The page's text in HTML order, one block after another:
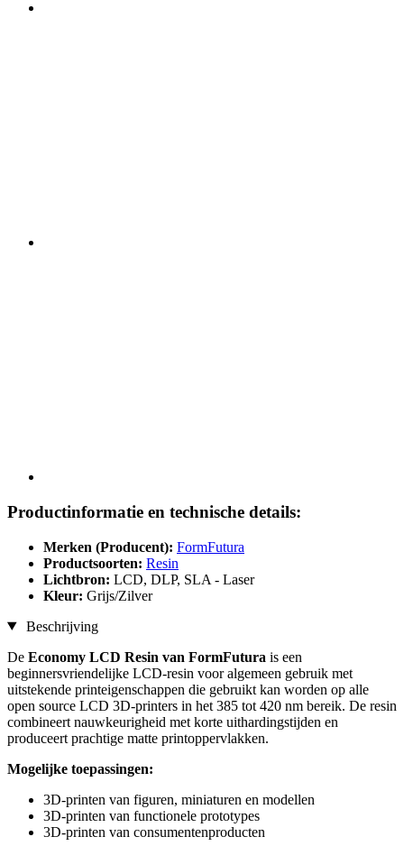
Productinformatie en technische details:
Merken (Producent): FormFutura
Productsoorten: Resin
Lichtbron: LCD, DLP, SLA - Laser
Kleur: Grijs/Zilver
Beschrijving
De Economy LCD Resin van FormFutura is een
beginnersvriendelijke LCD-resin voor algemeen gebruik met
uitstekende printeigenschappen die gebruikt kan worden op alle
open source LCD 3D-printers in het 385 tot 420 nm bereik. De resin
combineert nauwkeurigheid met korte uithardingstijden en
produceert prachtige matte printoppervlakken.
Mogelijke toepassingen:
3D-printen van figuren, miniaturen en modellen
3D-printen van functionele prototypes
3D-printen van consumentenproducten